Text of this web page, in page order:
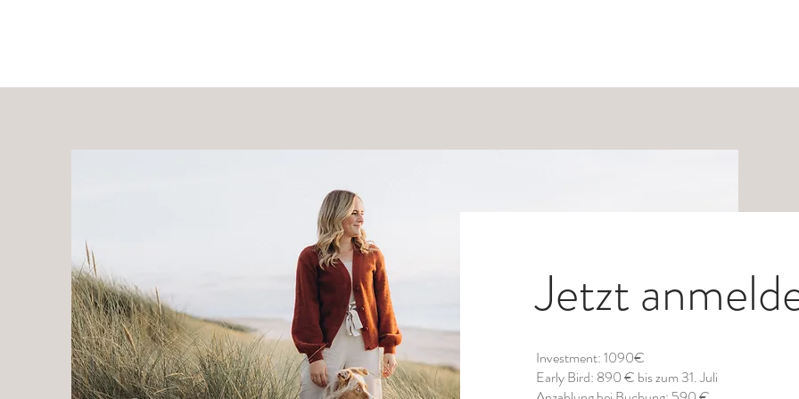
Jetzt
Investment: 1090€
Early Bird: 890 € bis zum 31. Juli